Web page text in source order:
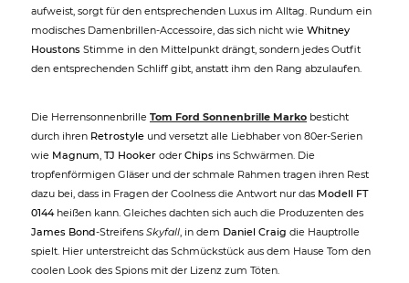
aufweist, sorgt für den entsprechenden Luxus im Alltag. Rundum ein
modisches Damenbrillen-Accessoire, das sich nicht wie Whitney
Houstons Stimme in den Mittelpunkt drängt, sondern jedes Outfit
den entsprechenden Schliff gibt, anstatt ihm den Rang abzulaufen.
Die Herrensonnenbrille Tom Ford Sonnenbrille Marko besticht
durch ihren Retrostyle und versetzt alle Liebhaber von 80er-Serien
wie Magnum, TJ Hooker oder Chips ins Schwärmen. Die
tropfenförmigen Gläser und der schmale Rahmen tragen ihren Rest
dazu bei, dass in Fragen der Coolness die Antwort nur das Modell FT
0144heißen kann. Gleiches dachten sich auch die Produzenten des
James Bond-Streifens Skyfall, in dem Daniel Craig die Hauptrolle
spielt. Hier unterstreicht das Schmückstück aus dem Hause Tom den
coolen Look des Spions mit der Lizenz zum Töten.